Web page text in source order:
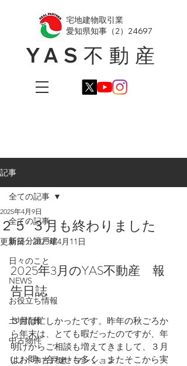
YAS不動産
​宅地建物取引業
愛知県知事（2）24697
記事
全ての記事
新築分譲戸建
日々のこと
NEWS
お役立ち情報
土地情報
中古物件
リノベ中古戸建・マンション
全ての記事
２５' ３月も終わりました
2025年4月9日
更新日：2025年4月11日
2025年3月のYAS不動産　報
告日誌
３月は忙しかったです。昨年の秋ごろか
ら年末は、とても暇だったのですが、年
明けからご相談も増えてきまして、３月
はお問い合わせも多く、またそこから実